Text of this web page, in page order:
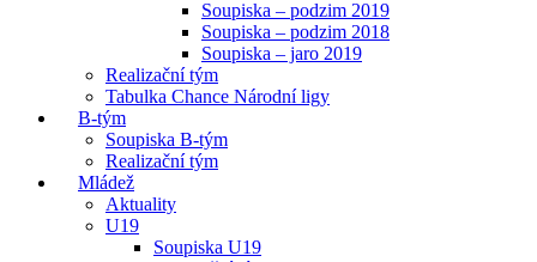
Soupiska – podzim 2019
Soupiska – podzim 2018
Soupiska – jaro 2019
Realizační tým
Tabulka Chance Národní ligy
B-tým
Soupiska B-tým
Realizační tým
Mládež
Aktuality
U19
Soupiska U19